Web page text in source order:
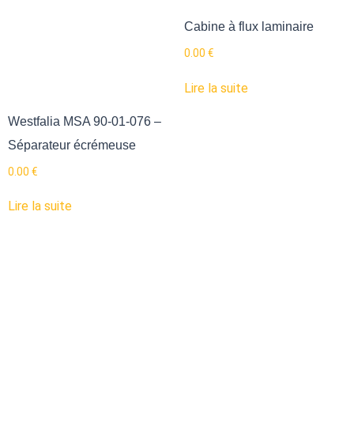
Westfalia MSA 90-01-076 –
Séparateur écrémeuse
0.00 €
Lire la suite
Cabine à flux laminaire
0.00 €
Lire la suite